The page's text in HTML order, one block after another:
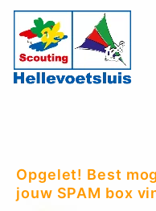
Opgelet! Best
jouw SPAM box